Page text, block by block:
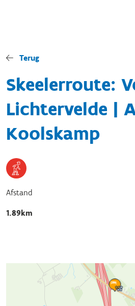
Terug
Skeelerroute:
Lichtervelde |
Koolskamp
Afstand
1.89km